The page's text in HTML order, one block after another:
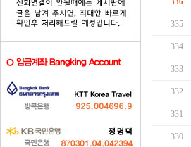
335
334
333
332
331
330